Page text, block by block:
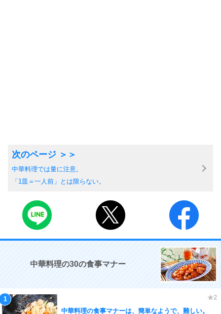
中華料理では量に注意。
「1皿＝一人前」とは限らない。
中華料理の30の食事マナー
中華料理の食事マナーは、簡単なようで、難しい。